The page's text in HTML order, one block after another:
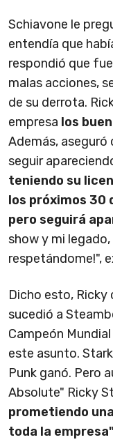
Schiavone le
entendía que
respondió que
malas acciones,
de su derrota.
empresa los
Además, aseguró
seguir
teniendo su
los próximos 30
pero seguirá
show y mi
respetándome!",
Dicho esto, Ricky
sucedió a
Campeón
este asunto.
Punk ganó. Pero
Absolute" Ricky
prometiendo
toda la